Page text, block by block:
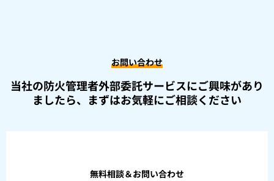
お問い合わせ
当社の防火管理者外部委託サービスにご興味があり
ましたら、 まずはお気軽にご相談ください
無料相談＆お問い合わせ